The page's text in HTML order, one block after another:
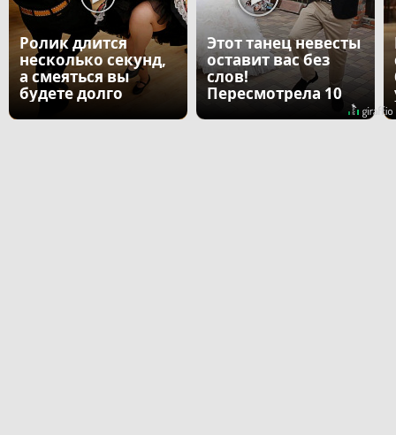
Ролик длится
несколько секунд,
а смеяться вы
будете долго
Этот танец невесты
оставит вас без
слов!
Пересмотрела 10